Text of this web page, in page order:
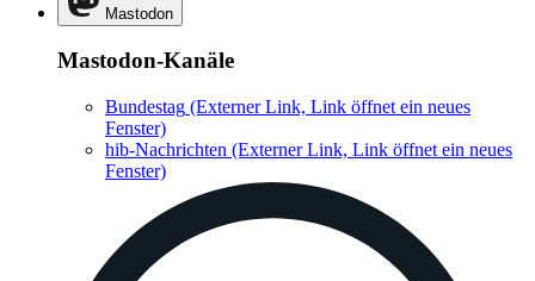
Mastodon
Mastodon-Kanäle
Bundestag (Externer Link, Link öffnet ein neues
Fenster)
hib-Nachrichten (Externer Link, Link öffnet ein neues
Fenster)